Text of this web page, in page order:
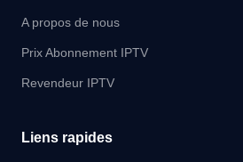
A propos de nous
Prix Abonnement IPTV
Revendeur IPTV
Liens rapides